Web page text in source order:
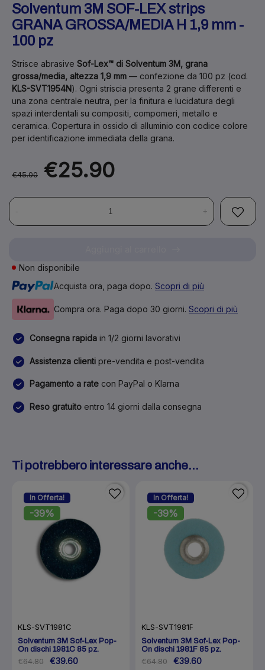
Solventum 3M SOF-LEX strips
GRANA GROSSA/MEDIA H 1,9 mm -
100 pz
Strisce abrasive Sof-Lex™ di Solventum 3M, grana
grossa/media, altezza 1,9 mm — confezione da 100 pz (cod.
KLS-SVT1954N). Ogni striscia presenta 2 grane differenti e
una zona centrale neutra, per la finitura e lucidatura degli
spazi interdentali su compositi, compomeri, metallo e
ceramica. Copertura in ossido di alluminio con codice colore
per identificazione immediata della grana.
€45.00 €25.90
- +
Non disponibile
Acquista ora, paga dopo. Scopri di più
Compra ora. Paga dopo 30 giorni. Scopri di più
Consegna rapida in 1/2 giorni lavorativi
Assistenza clienti pre-vendita e post-vendita
Pagamento a rate con PayPal o Klarna
Reso gratuito entro 14 giorni dalla consegna
Ti potrebbero interessare anche...
In Offerta!
-39%
KLS-SVT1981C
Solventum 3M Sof-Lex Pop-
On dischi 1981C 85 pz.
€64.80 €39.60
In Offerta!
-39%
KLS-SVT1981F
Solventum 3M Sof-Lex Pop-
On dischi 1981F 85 pz.
€64.80 €39.60